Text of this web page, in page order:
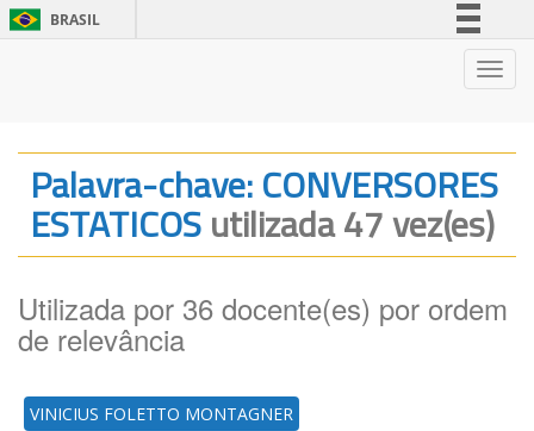
BRASIL
Legislação
Canais
Palavra-chave: CONVERSORES
ESTATICOSutilizada 47 vez(es)
Utilizada por 36 docente(es) por ordem
de relevância
VINICIUS FOLETTO MONTAGNER